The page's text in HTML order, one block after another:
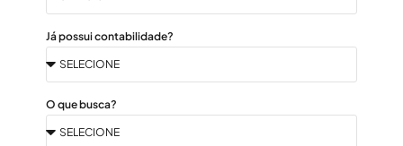
Já possui contabilidade?
O que busca?